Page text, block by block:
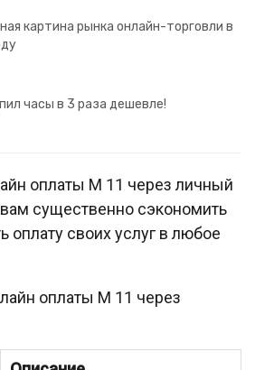
картина рынка онлайн-торговли в
часы в 3 раза дешевле!
оплаты М 11 через личный
существенно сэкономить
оплату своих услуг в любое
оплаты М 11 через